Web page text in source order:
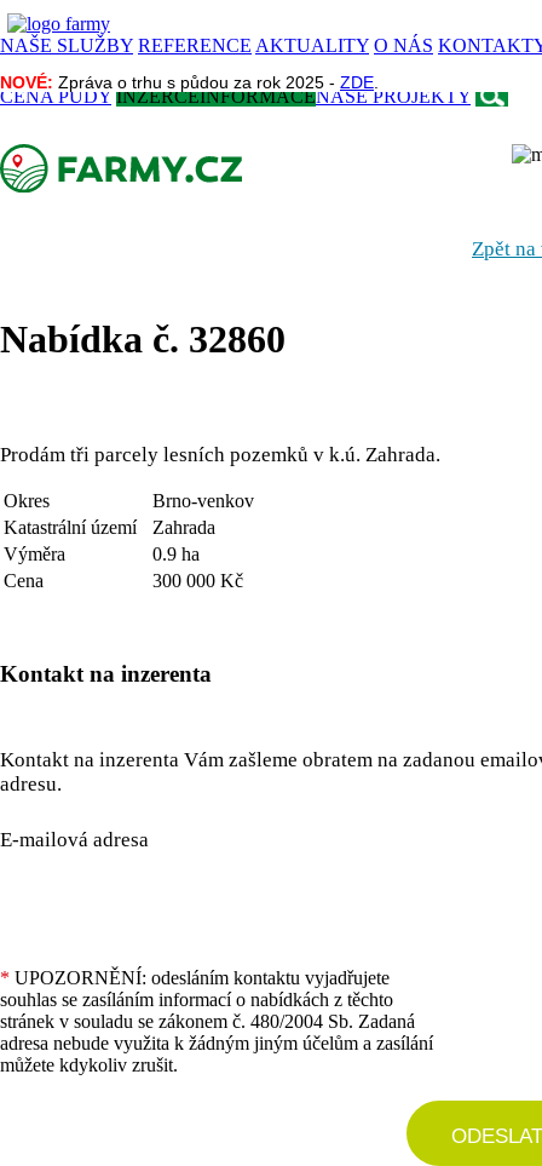
NAŠE SLUŽBY REFERENCE AKTUALITY O NÁS
NOVÉ: Zpráva o trhu s půdou za rok 2025 - ZDE
CENA PŮDY INZERCEINFORMACENAŠE PROJEKTY
NOVÉ: Zpráva o trhu s půdou za rok 2025 - ZDE
Zpět
Nabídka č. 32860
Prodám tři parcely lesních pozemků v k.ú. Zahrada.
Okres
Brno-venkov
Katastrální území
Zahrada
Výměra
0.9 ha
Cena
300 000 Kč
Kontakt na inzerenta
Kontakt na inzerenta Vám zašleme obratem na zadanou
adresu.
E-mailová adresa
* UPOZORNĚNÍ: odesláním kontaktu vyjadřujete
souhlas se zasíláním informací o nabídkách z těchto
stránek v souladu se zákonem č. 480/2004 Sb. Zadaná
adresa nebude využita k žádným jiným účelům a zasílání
můžete kdykoliv zrušit.
ODESLAT